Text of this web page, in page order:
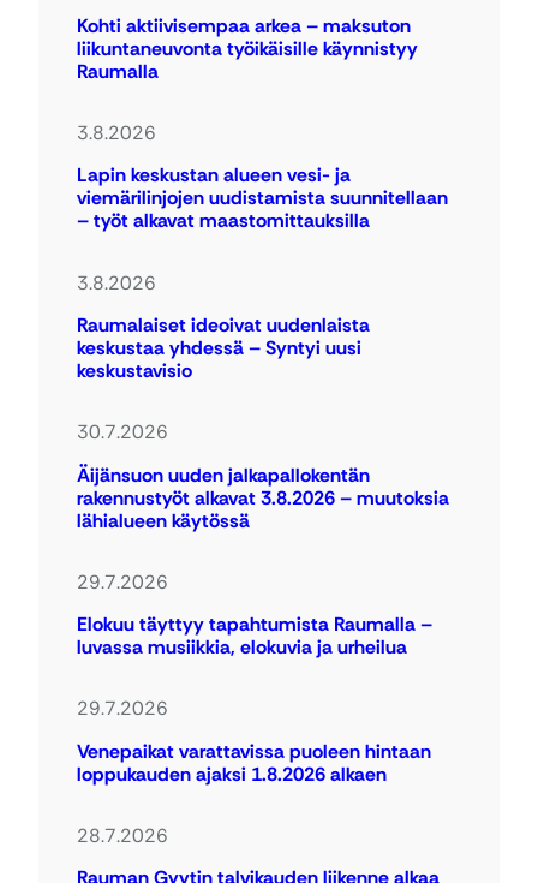
Kohti aktiivisempaa arkea – maksuton
liikuntaneuvonta työikäisille käynnistyy
Raumalla
3.8.2026
Lapin keskustan alueen vesi- ja
viemärilinjojen uudistamista suunnitellaan
– työt alkavat maastomittauksilla
3.8.2026
Raumalaiset ideoivat uudenlaista
keskustaa yhdessä – Syntyi uusi
keskustavisio
30.7.2026
Äijänsuon uuden jalkapallokentän
rakennustyöt alkavat 3.8.2026 – muutoksia
lähialueen käytössä
29.7.2026
Elokuu täyttyy tapahtumista Raumalla –
luvassa musiikkia, elokuvia ja urheilua
29.7.2026
Venepaikat varattavissa puoleen hintaan
loppukauden ajaksi 1.8.2026 alkaen
28.7.2026
Rauman Gyytin talvikauden liikenne alkaa